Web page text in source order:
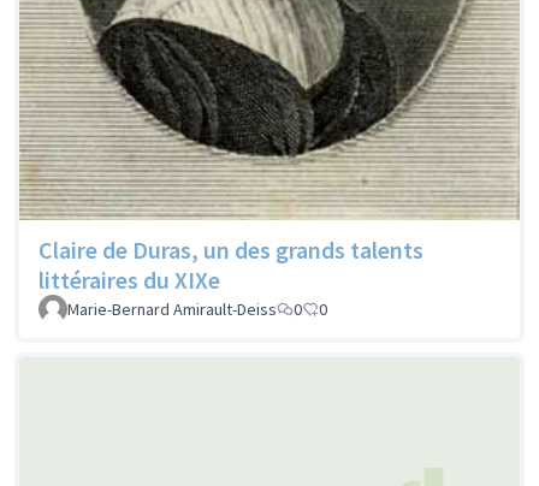
Claire de Duras, un des grands talents
littéraires du XIXe
Marie-Bernard Amirault-Deiss 0 0